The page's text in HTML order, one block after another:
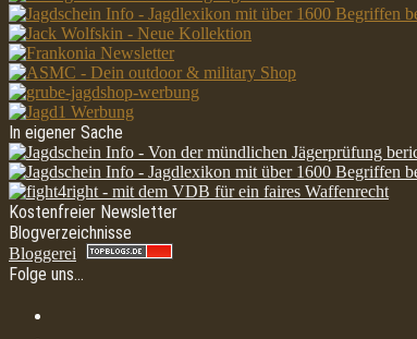
In eigener Sache
Kostenfreier Newsletter
Blogverzeichnisse
Bloggerei
Folge uns…